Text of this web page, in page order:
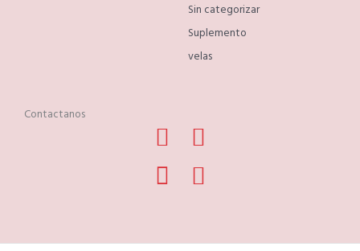
Sin categorizar
Suplemento
velas
Contactanos Facebook
Instagram
Phone-
alt
Whatsapp